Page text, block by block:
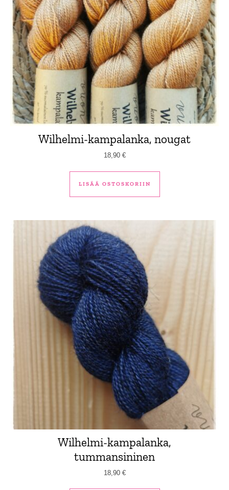
Wilhelmi-kampalanka, nougat
18,90 €
LISÄÄ OSTOSKORIIN
Wilhelmi-kampalanka,
tummansininen
18,90 €